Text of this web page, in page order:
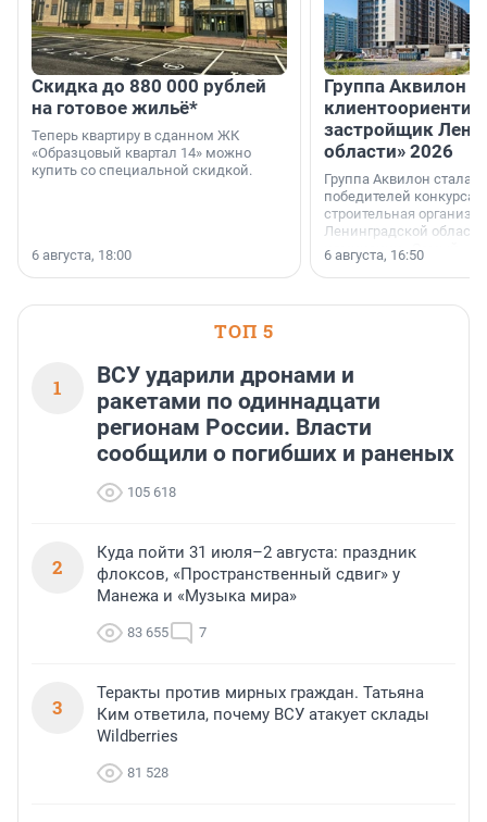
Скидка до 880 000 рублей
на готовое жильё*
Теперь квартиру в сданном ЖК
«Образцовый квартал 14» можно
купить со специальной скидкой.
6 августа, 18:00
Группа Аквилон
застройщик
области» 2026
Группа Аквилон стала
победителей конкурса
строительная
Ленинградской области
номинации «Самый
застройщик
области».
6 августа, 16:50
ТОП 5
1
ВСУ ударили дронами и
ракетами по одиннадцати
регионам России. Власти
сообщили о погибших и раненых
105 618
2
Куда пойти 31 июля–2 августа: праздник
флоксов, «Пространственный сдвиг» у
Манежа и «Музыка мира»
83 655 7
3
Теракты против мирных граждан. Татьяна
Ким ответила, почему ВСУ атакует склады
Wildberries
81 528